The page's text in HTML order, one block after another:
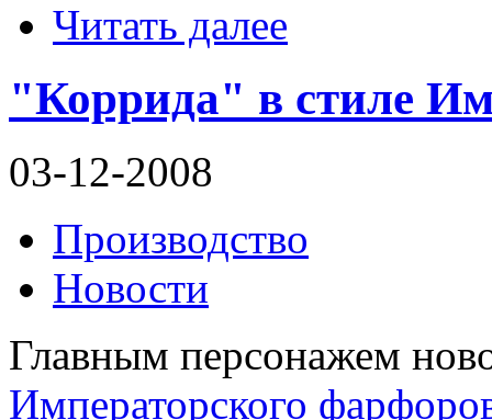
Читать далее
"Коррида" в стиле
03-12-2008
Производство
Новости
Главным персонажем
Императорского